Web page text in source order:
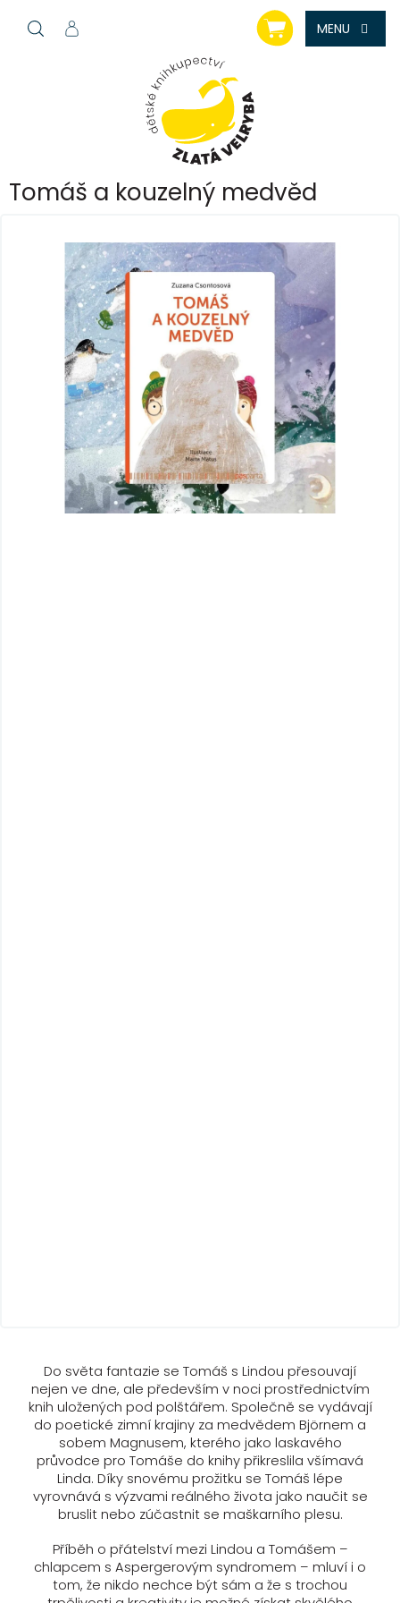
NÁKUPNÍ
KOŠÍK
Tomáš a kouzelný medvěd
Do světa fantazie se Tomáš s Lindou přesouvají
nejen ve dne, ale především v noci prostřednictvím
knih uložených pod polštářem. Společně se vydávají
do poetické zimní krajiny za medvědem Björnem a
sobem Magnusem, kterého jako laskavého
průvodce pro Tomáše do knihy přikreslila všímavá
Linda. Díky snovému prožitku se Tomáš lépe
vyrovnává s výzvami reálného života jako naučit se
bruslit nebo zúčastnit se maškarního plesu.
Příběh o přátelství mezi Lindou a Tomášem –
chlapcem s Aspergerovým syndromem – mluví i o
tom, že nikdo nechce být sám a že s trochou